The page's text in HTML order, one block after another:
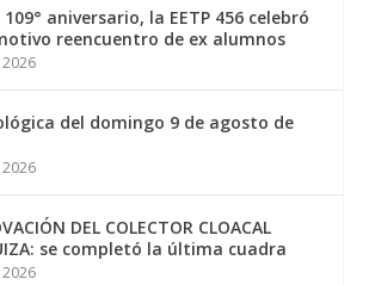
109° aniversario, la EETP 456 celebró
reencuentro de ex alumnos
del domingo 9 de agosto de
DEL COLECTOR CLOACAL
se completó la última cuadra